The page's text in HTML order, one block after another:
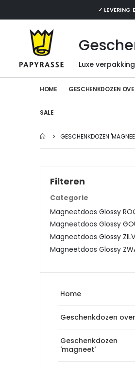
✓ LEVERING
Luxe
HOME GESCHENKDOZEN
SALE
GESCHENKDOZEN
Filteren
Categorie
Magneetdoos Glossy
Magneetdoos Glossy
Magneetdoos Glossy
Magneetdoos Glossy
Home
Geschenkdozen
Geschenkdozen
'magneet'